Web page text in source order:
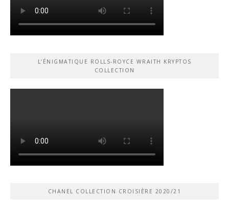
L’ÉNIGMATIQUE ROLLS-ROYCE WRAITH KRYPTOS
COLLECTION
CHANEL COLLECTION CROISIÈRE 2020/21